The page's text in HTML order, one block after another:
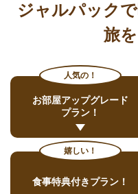
ジャルパック
旅
人気の！
お部屋アップグレード
プラン！
嬉しい！
食事特典付きプラン！